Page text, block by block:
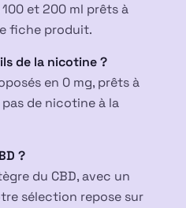
et 200 ml prêts à
fiche produit.
de la nicotine ?
en 0 mg, prêts à
de nicotine à la
?
du CBD, avec un
sélection repose sur